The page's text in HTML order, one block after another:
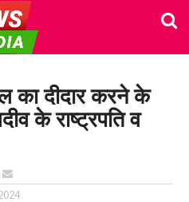
दीदार करने के
के राष्ट्रपति व